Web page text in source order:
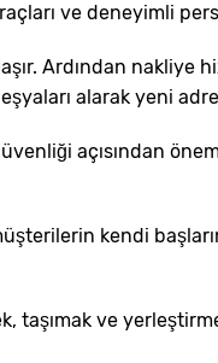
ve deneyimli
Ardından nakliye
alarak yeni
açısından
kendi
taşımak ve